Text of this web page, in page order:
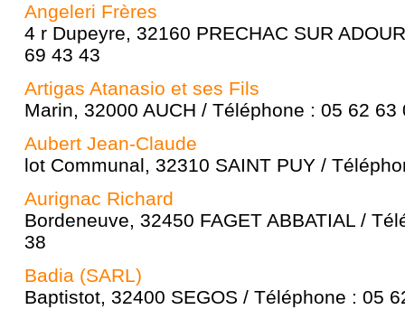
Angeleri Frères
4 r Dupeyre, 32160 PRECHAC SUR
69 43 43
Artigas Atanasio et ses Fils
Marin, 32000 AUCH / Téléphone : 05 62 63
Aubert Jean-Claude
lot Communal, 32310 SAINT PUY /
Aurignac Richard
Bordeneuve, 32450 FAGET ABBATIAL /
38
Badia (SARL)
Baptistot, 32400 SEGOS / Téléphone : 05